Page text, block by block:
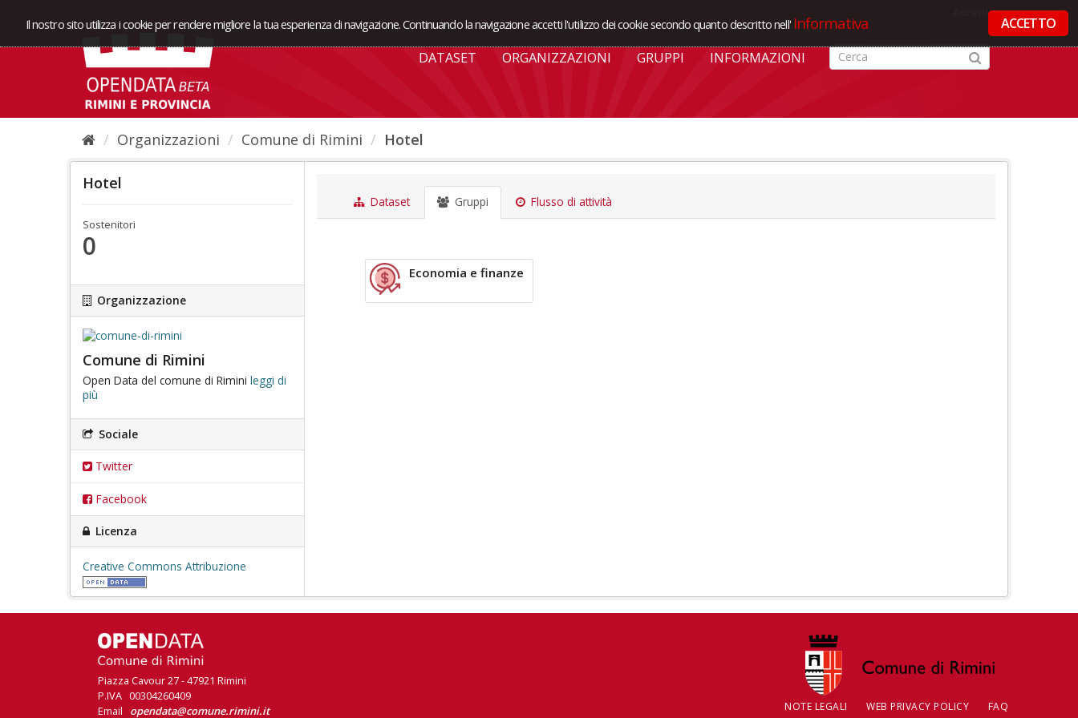
Il nostro sito utilizza i cookie per rendere migliore la tua esperienza di navigazione. Continuando la navigazione accetti l'utilizzo dei cookie secondo quanto descritto nell' Informativa ACCETTO
DATASET ORGANIZZAZIONI GRUPPI INFORMAZIONI
Organizzazioni Comune di Rimini Hotel
Hotel
Sostenitori
0
Organizzazione
Comune di Rimini
Open Data del comune di Rimini leggi di
più
Sociale
Twitter
Facebook
Licenza
Creative Commons Attribuzione
Dataset Gruppi Flusso di attività
Economia e finanze
Piazza Cavour 27 - 47921 Rimini
P.IVA 00304260409
Email opendata@comune.rimini.it NOTE LEGALI WEB PRIVACY POLICY FAQ